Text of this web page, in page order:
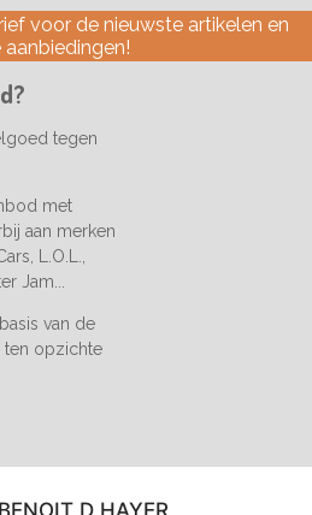
voor de nieuwste artikelen en
tegen
met
aan merken
L.O.L.,
Jam...
van de
ten opzichte